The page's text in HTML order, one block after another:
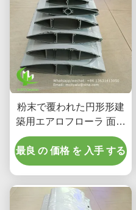
粉末で覆われた円形形建
築用エアロフローラ 面壁
のカーテン壁のための
6063-T5/T6 アルミ合金
最良 の 価格 を 入手 する